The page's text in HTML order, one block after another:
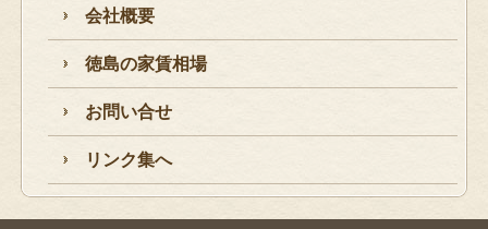
会社概要
徳島の家賃相場
お問い合せ
リンク集へ